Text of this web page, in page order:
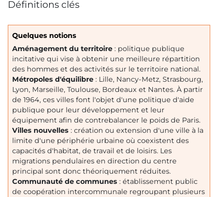
Définitions clés
Quelques notions
Aménagement du territoire : politique publique
incitative qui vise à obtenir une meilleure répartition
des hommes et des activités sur le territoire national.
Métropoles d'équilibre : Lille, Nancy-Metz, Strasbourg,
Lyon, Marseille, Toulouse, Bordeaux et Nantes. À partir
de 1964, ces villes font l'objet d'une politique d'aide
publique pour leur développement et leur
équipement afin de contrebalancer le poids de Paris.
Villes nouvelles : création ou extension d'une ville à la
limite d'une périphérie urbaine où coexistent des
capacités d'habitat, de travail et de loisirs. Les
migrations pendulaires en direction du centre
principal sont donc théoriquement réduites.
Communauté de communes : établissement public
de coopération intercommunale regroupant plusieurs